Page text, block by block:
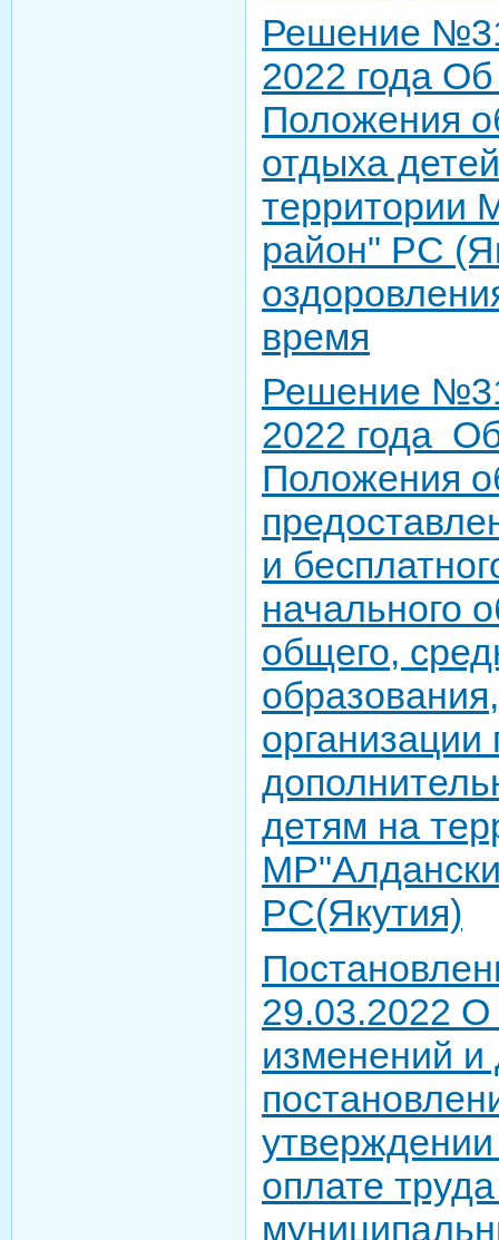
Решение
2022 года
Положения
отдыха
территории
район" РС
время
Решение
2022 года
Положения
и
начального
общего,
организации
детям на
РС(Якутия)
29.03.2022 О
изменений и
оплате